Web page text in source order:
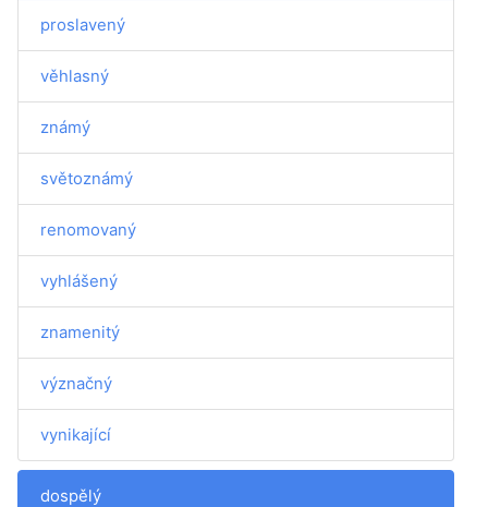
proslavený
věhlasný
známý
světoznámý
renomovaný
vyhlášený
znamenitý
význačný
vynikající
dospělý